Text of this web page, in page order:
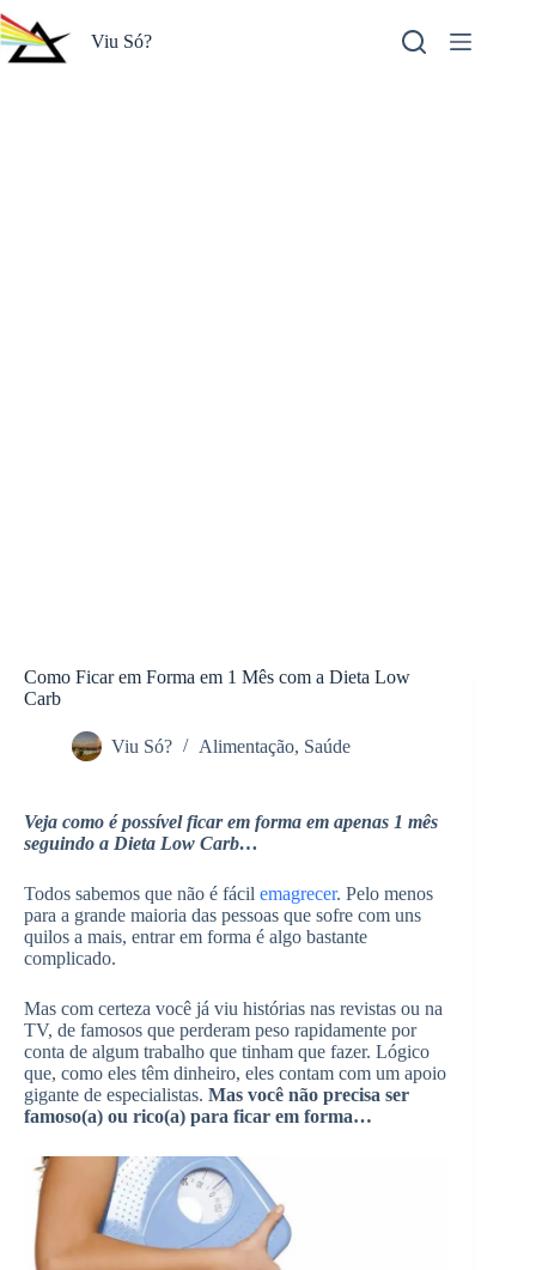
Pular
para
o
Viu Só?
Como Ficar em Forma em 1 Mês com a Dieta Low
Carb
Viu Só? Alimentação, Saúde
Veja como é possível ficar em forma em apenas 1 mês
seguindo a Dieta Low Carb…
Todos sabemos que não é fácil emagrecer. Pelo menos
para a grande maioria das pessoas que sofre com uns
quilos a mais, entrar em forma é algo bastante
complicado.
Mas com certeza você já viu histórias nas revistas ou na
TV, de famosos que perderam peso rapidamente por
conta de algum trabalho que tinham que fazer. Lógico
que, como eles têm dinheiro, eles contam com um apoio
gigante de especialistas. Mas você não precisa ser
famoso(a) ou rico(a) para ficar em forma…